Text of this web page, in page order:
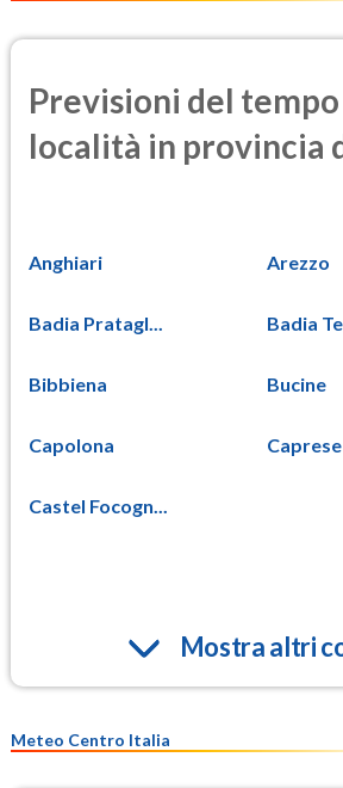
Previsioni del
località in provincia
Anghiari Arezzo
Badia Pratagl... Badia
Bibbiena Bucine
Capolona
Castel Focogn...
Mostra altri
Meteo Centro Italia